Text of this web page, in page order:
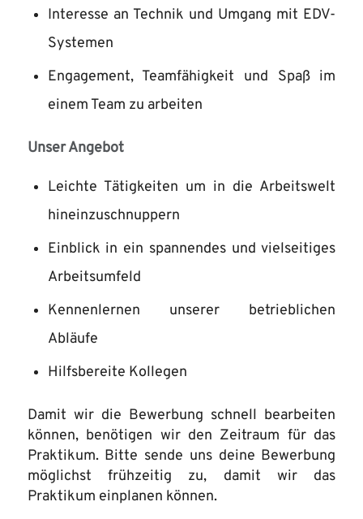
Interesse an Technik und Umgang mit EDV-
Systemen
Engagement, Teamfähigkeit und Spaß im
einem Team zu arbeiten
Unser Angebot
Leichte Tätigkeiten um in die Arbeitswelt
hineinzuschnuppern
Einblick in ein spannendes und vielseitiges
Arbeitsumfeld
Kennenlernen unserer betrieblichen
Abläufe
Hilfsbereite Kollegen
Damit wir die Bewerbung schnell bearbeiten
können, benötigen wir den Zeitraum für das
Praktikum. Bitte sende uns deine Bewerbung
möglichst frühzeitig zu, damit wir das
Praktikum einplanen können.